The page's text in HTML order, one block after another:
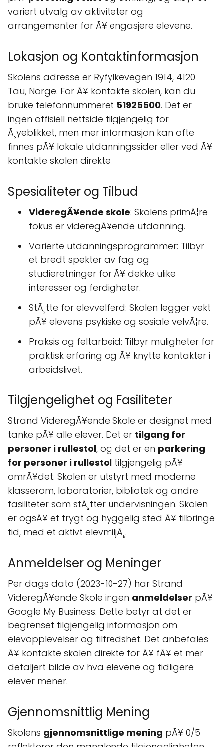
variert utvalg av aktiviteter og
arrangementer for Ã¥ engasjere elevene.
Lokasjon og Kontaktinformasjon
Skolens adresse er Ryfylkevegen 1914, 4120
Tau, Norge. For Ã¥ kontakte skolen, kan du
bruke telefonnummeret 51925500. Det er
ingen offisiell nettside tilgjengelig for
Ã¸yeblikket, men mer informasjon kan ofte
finnes pÃ¥ lokale utdanningssider eller ved Ã¥
kontakte skolen direkte.
Spesialiteter og Tilbud
VideregÃ¥ende skole: Skolens primÃ¦re
fokus er videregÃ¥ende utdanning.
Varierte utdanningsprogrammer: Tilbyr
et bredt spekter av fag og
studieretninger for Ã¥ dekke ulike
interesser og ferdigheter.
StÃ¸tte for elevvelferd: Skolen legger vekt
pÃ¥ elevens psykiske og sosiale velvÃ¦re.
Praksis og feltarbeid: Tilbyr muligheter for
praktisk erfaring og Ã¥ knytte kontakter i
arbeidslivet.
Tilgjengelighet og Fasiliteter
Strand VideregÃ¥ende Skole er designet med
tanke pÃ¥ alle elever. Det er tilgang for
personer i rullestol, og det er en parkering
for personer i rullestol tilgjengelig pÃ¥
omrÃ¥det. Skolen er utstyrt med moderne
klasserom, laboratorier, bibliotek og andre
fasiliteter som stÃ¸tter undervisningen. Skolen
er ogsÃ¥ et trygt og hyggelig sted Ã¥ tilbringe
tid, med et aktivt elevmiljÃ¸.
Anmeldelser og Meninger
Per dags dato (2023-10-27) har Strand
VideregÃ¥ende Skole ingen anmeldelser pÃ¥
Google My Business. Dette betyr at det er
begrenset tilgjengelig informasjon om
elevopplevelser og tilfredshet. Det anbefales
Ã¥ kontakte skolen direkte for Ã¥ fÃ¥ et mer
detaljert bilde av hva elevene og tidligere
elever mener.
Gjennomsnittlig Mening
Skolens gjennomsnittlige mening pÃ¥ 0/5